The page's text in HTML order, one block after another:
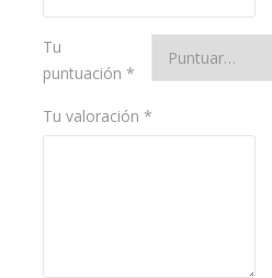
Tu
puntuación *
Tu valoración *